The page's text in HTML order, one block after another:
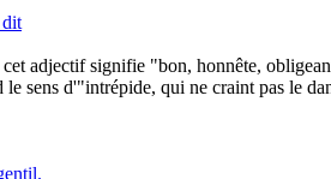
adjectif signifie "bon, honnête,
le sens d'"intrépide, qui ne craint pas le